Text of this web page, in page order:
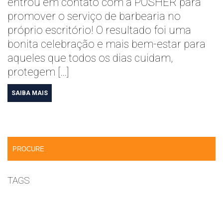
promover o serviço de barbearia no
próprio escritório! O resultado foi uma
bonita celebração e mais bem-estar para
aqueles que todos os dias cuidam,
protegem […]
SAIBA MAIS
TAGS